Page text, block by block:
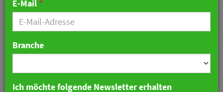
07. August 2019 07:44 Uhr| Hotellerie
E-Mail *
Branche
Ich möchte folgende Newsletter erhalten